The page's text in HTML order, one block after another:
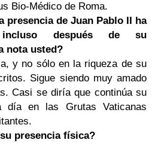
Bio-Médico de Roma.
presencia de Juan Pablo II ha
incluso después de su
nota usted?
y no sólo en la riqueza de su
Sigue siendo muy amado
Casi se diría que continúa su
día en las Grutas Vaticanas
presencia física?